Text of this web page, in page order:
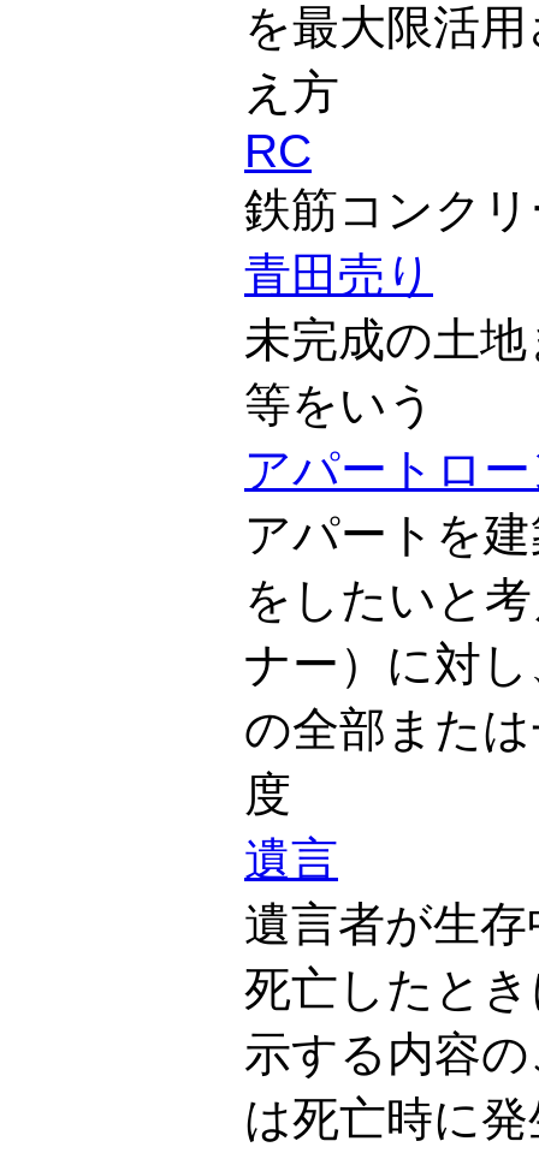
を最大限活
え方
RC
鉄筋コンク
青田売り
未完成の土
等をいう
アパートロ
アパートを
をしたいと
ナー）に対
の全部また
度
遺言
遺言者が生
死亡したと
示する内容
は死亡時に